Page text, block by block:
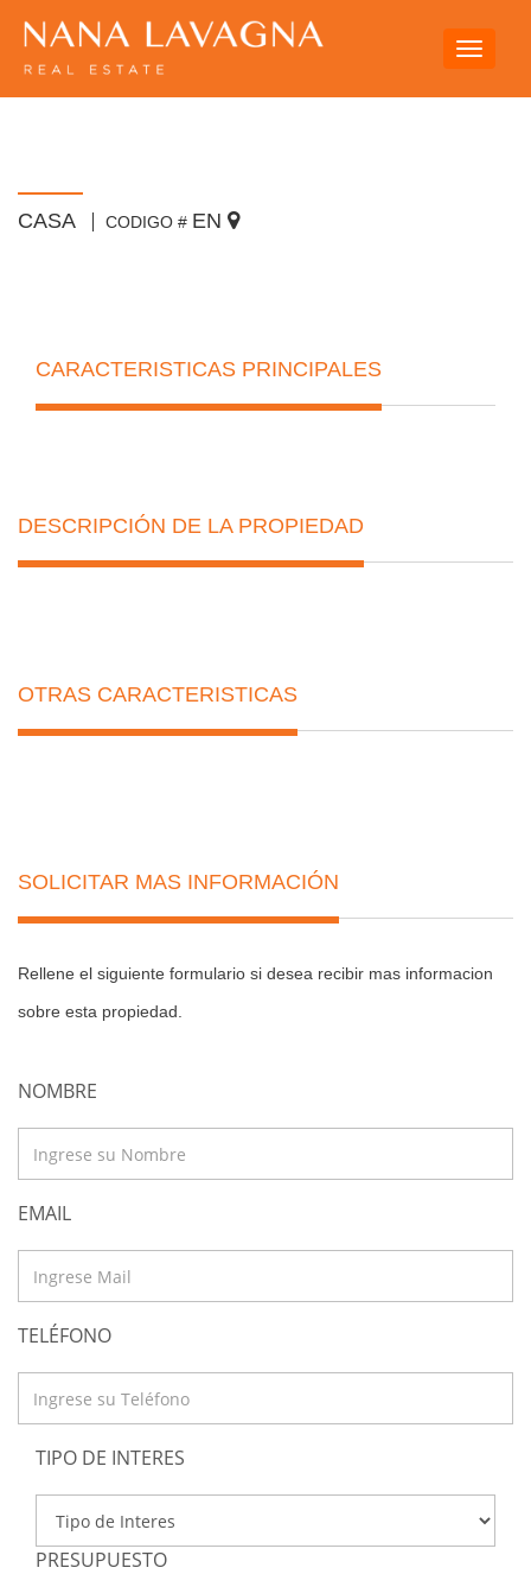
Toggle
CASA CODIGO # EN
CARACTERISTICAS PRINCIPALES
DESCRIPCIÓN DE LA PROPIEDAD
OTRAS CARACTERISTICAS
SOLICITAR MAS INFORMACIÓN
Rellene el siguiente formulario si desea recibir mas informacion
sobre esta propiedad.
NOMBRE
EMAIL
TELÉFONO
TIPO DE INTERES
PRESUPUESTO